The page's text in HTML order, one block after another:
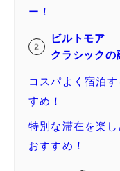
ー！
ビルトモア
クラシックの
コスパよく宿泊
すめ！
特別な滞在を楽
おすすめ！